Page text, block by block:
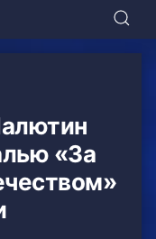
«За